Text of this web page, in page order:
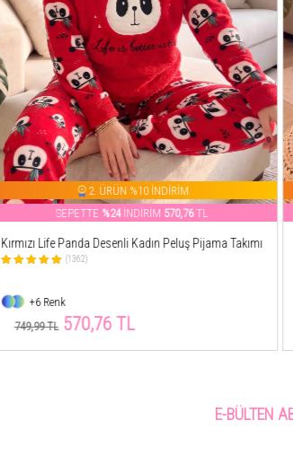
2. ÜRÜN %10 İNDİRİM
SEPETTE %55İNDİRİM 386,71TL
Bordo Vibes Desenli Exclusive Kadife Kadın Pijama
Takımı
+11 Renk
849,99 TL 386,71 TL
E-BÜLTEN